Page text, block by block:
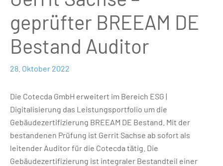
geprüfter BREEAM DE
Bestand Auditor
28. Oktober 2022
Die Cotecda GmbH erweitert im Bereich ESG |
Digitalisierung das Leistungsportfolio um die
Gebäudezertifizierung BREEAM DE Bestand. Mit der
bestandenen Prüfung ist Gerrit Sachse ab sofort als
leitender Auditor für die Cotecda tätig. Die
Gebäudezertifizierung ist integraler Bestandteil einer